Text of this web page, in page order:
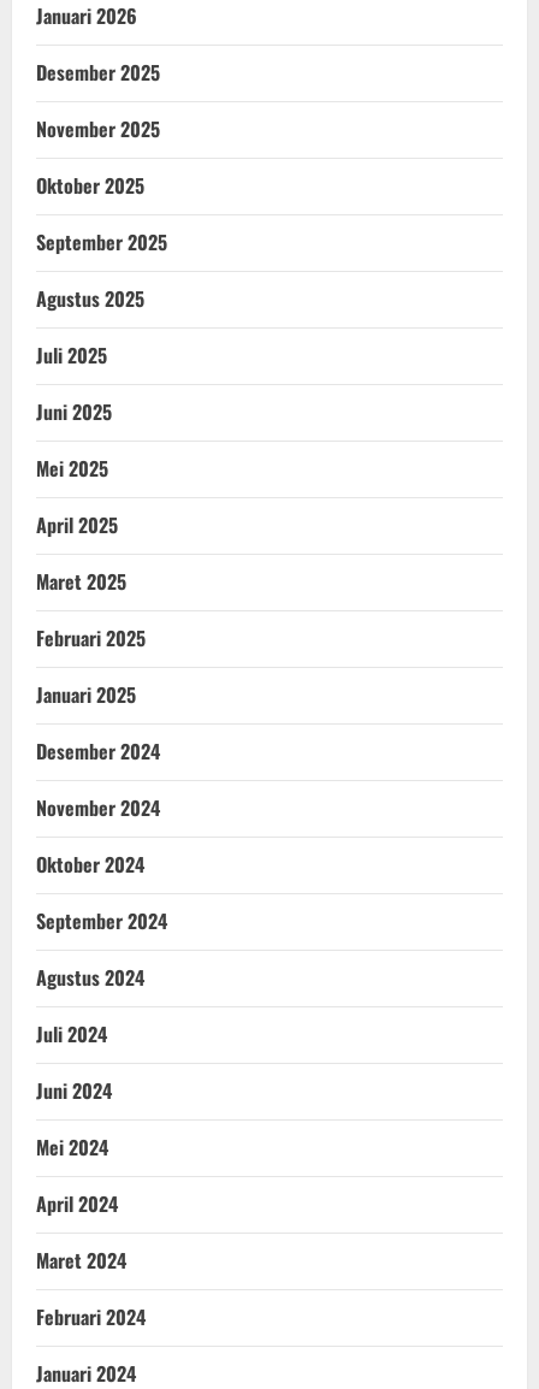
Januari 2026
Desember 2025
November 2025
Oktober 2025
September 2025
Agustus 2025
Juli 2025
Juni 2025
Mei 2025
April 2025
Maret 2025
Februari 2025
Januari 2025
Desember 2024
November 2024
Oktober 2024
September 2024
Agustus 2024
Juli 2024
Juni 2024
Mei 2024
April 2024
Maret 2024
Februari 2024
Januari 2024